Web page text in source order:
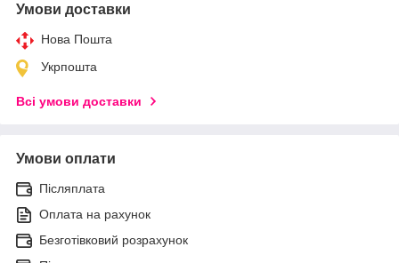
Умови доставки
Нова Пошта
Укрпошта
Всі умови доставки
Умови оплати
Післяплата
Оплата на рахунок
Безготівковий розрахунок